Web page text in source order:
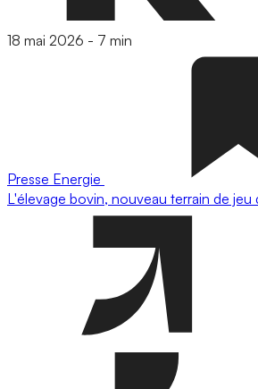
18 mai 2026 - 7 min
Presse Energie
L'élevage bovin, nouveau terrain de jeu